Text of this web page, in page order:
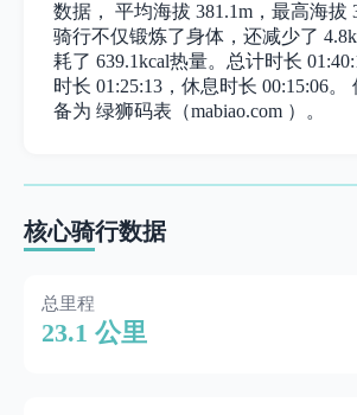
数据， 平均海拔 381.1m，最高海拔
骑行不仅锻炼了身体，还减少了
耗了 639.1kcal热量。总计时长
时长 01:25:13，休息时长 00:15:06
备为 绿狮码表（mabiao.com ）。
核心骑行数据
总里程
23.1 公里